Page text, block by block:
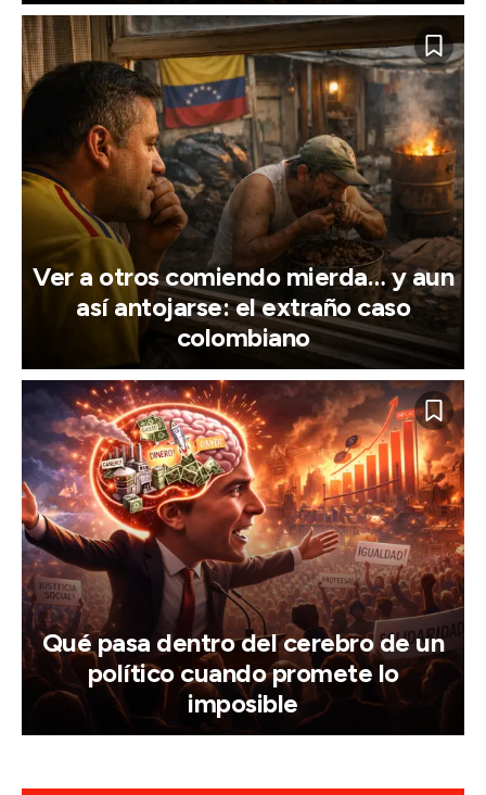
Ver a otros comiendo mierda… y aun
así antojarse: el extraño caso
colombiano
Qué pasa dentro del cerebro de un
político cuando promete lo
imposible